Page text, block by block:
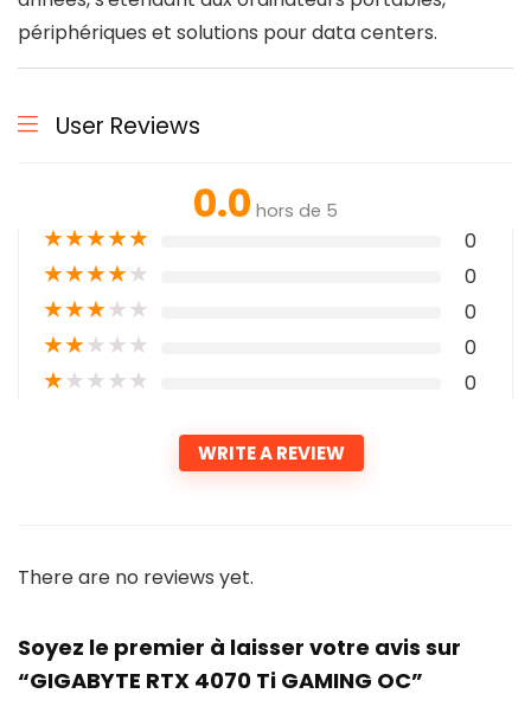
périphériques et solutions pour data centers.
User Reviews
0.0 hors de 5
★★★★★ 0
★★★★★ 0
★★★★★ 0
★★★★★ 0
★★★★★ 0
WRITE A REVIEW
There are no reviews yet.
Soyez le premier à laisser votre avis sur
“GIGABYTE RTX 4070 Ti GAMING OC”